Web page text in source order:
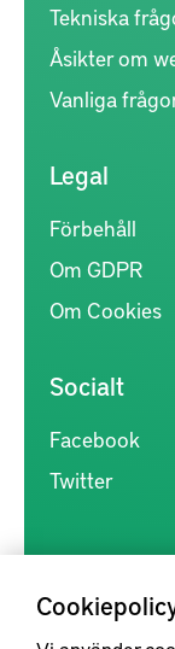
Tekniska
Åsikter om
Vanliga
Legal
Förbehåll
Om GDPR
Om Cookies
Socialt
Facebook
Twitter